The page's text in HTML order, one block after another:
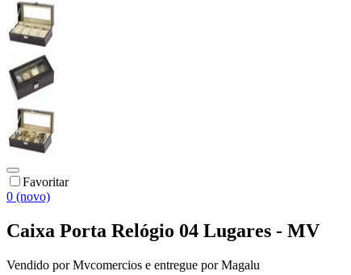
Favoritar
0 (novo)
Caixa Porta Relógio 04 Lugares - MV
Vendido porMvcomercios e entregue por Magalu